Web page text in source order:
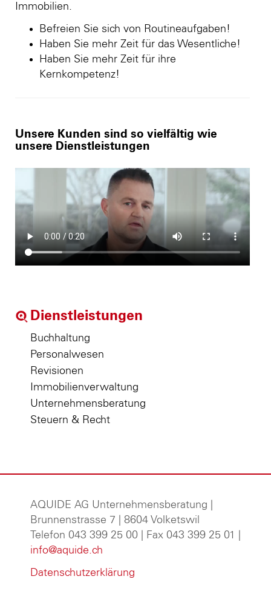
Immobilien.
Befreien Sie sich von Routineaufgaben!
Haben Sie mehr Zeit für das Wesentliche!
Haben Sie mehr Zeit für ihre
Kernkompetenz!
Unsere Kunden sind so vielfältig wie
unsere Dienstleistungen
Dienstleistungen
Buchhaltung
Personalwesen
Revisionen
Immobilienverwaltung
Unternehmensberatung
Steuern & Recht
AQUIDE AG Unternehmensberatung
Brunnenstrasse 7 | 8604 Volketswil
Telefon 043 399 25 00 | Fax 043 399 25 01 |
info@aquide.ch
Datenschutzerklärung